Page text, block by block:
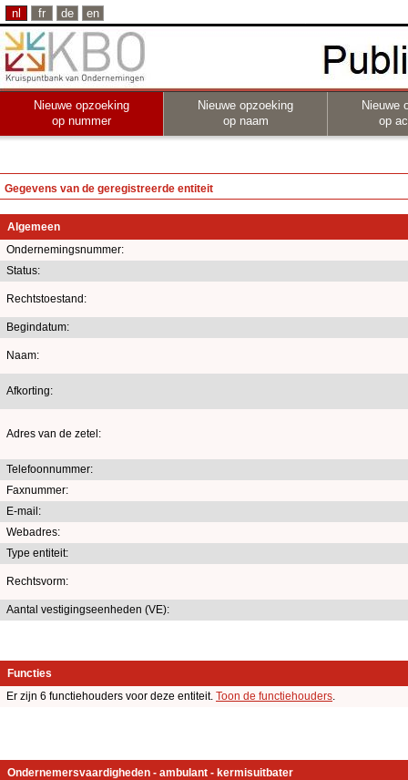
nl fr de en
Nieuwe opzoeking
op nummer
Nieuwe opzoeking
op naam
Nieuwe
op
Gegevens van de geregistreerde entiteit
Algemeen
Ondernemingsnummer:
Status:
Rechtstoestand:
Begindatum:
Naam:
Afkorting:
Adres van de zetel:
Telefoonnummer:
Faxnummer:
E-mail:
Webadres:
Type entiteit:
Rechtsvorm:
Aantal vestigingseenheden (VE):
Functies
Er zijn 6 functiehouders voor deze entiteit. Toon de functiehouders.
Ondernemersvaardigheden - ambulant - kermisuitbater